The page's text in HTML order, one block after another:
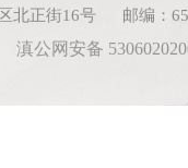
北正街16号 邮编：
滇公网安备